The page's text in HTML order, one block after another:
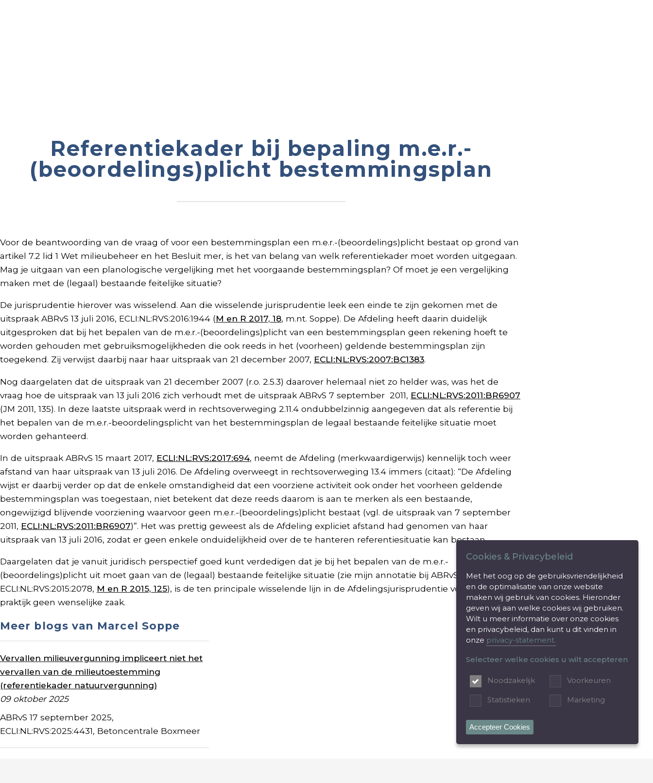
Referentiekader bij bepaling m.e.r.-
(beoordelings)plicht bestemmingsplan
Voor de beantwoording van de vraag of voor een bestemmingsplan een m.e.r.-(beoordelings)plicht bestaat op grond van
artikel 7.2 lid 1 Wet milieubeheer en het Besluit mer, is het van belang van welk referentiekader moet worden uitgegaan.
Mag je uitgaan van een planologische vergelijking met het voorgaande bestemmingsplan? Of moet je een vergelijking
maken met de (legaal) bestaande feitelijke situatie?
De jurisprudentie hierover was wisselend. Aan die wisselende jurisprudentie leek een einde te zijn gekomen met de
uitspraak ABRvS 13 juli 2016, ECLI:NL:RVS:2016:1944 (M en R 2017, 18, m.nt. Soppe). De Afdeling heeft daarin duidelijk
uitgesproken dat bij het bepalen van de m.e.r.-(beoordelings)plicht van een bestemmingsplan geen rekening hoeft te
worden gehouden met gebruiksmogelijkheden die ook reeds in het (voorheen) geldende bestemmingsplan zijn
toegekend. Zij verwijst daarbij naar haar uitspraak van 21 december 2007, ECLI:NL:RVS:2007:BC1383.
Nog daargelaten dat de uitspraak van 21 december 2007 (r.o. 2.5.3) daarover helemaal niet zo helder was, was het de
vraag hoe de uitspraak van 13 juli 2016 zich verhoudt met de uitspraak ABRvS 7 september 2011, ECLI:NL:RVS:2011:BR6907
(JM 2011, 135). In deze laatste uitspraak werd in rechtsoverweging 2.11.4 ondubbelzinnig aangegeven dat als referentie bij
het bepalen van de m.e.r.-beoordelingsplicht van het bestemmingsplan de legaal bestaande feitelijke situatie moet
worden gehanteerd.
In de uitspraak ABRvS 15 maart 2017, ECLI:NL:RVS:2017:694, neemt de Afdeling (merkwaardigerwijs) kennelijk toch weer
afstand van haar uitspraak van 13 juli 2016. De Afdeling overweegt in rechtsoverweging 13.4 immers (citaat): “De Afdeling
wijst er daarbij verder op dat de enkele omstandigheid dat een voorziene activiteit ook onder het voorheen geldende
bestemmingsplan was toegestaan, niet betekent dat deze reeds daarom is aan te merken als een bestaande,
ongewijzigd blijvende voorziening waarvoor geen m.e.r.-(beoordelings)plicht bestaat (vgl. de uitspraak van 7 september
2011, ECLI:NL:RVS:2011:BR6907)”. Het was prettig geweest als de Afdeling expliciet afstand had genomen van haar
uitspraak van 13 juli 2016, zodat er geen enkele onduidelijkheid over de te hanteren referentiesituatie kan bestaan.
Daargelaten dat je vanuit juridisch perspectief goed kunt verdedigen dat je bij het bepalen van de m.e.r.-
(beoordelings)plicht uit moet gaan van de (legaal) bestaande feitelijke situatie (zie mijn annotatie bij ABRvS 1 juli 2015,
ECLI:NL:RVS:2015:2078, M en R 2015, 125), is de ten principale wisselende lijn in de Afdelingsjurisprudentie voor de m.e.r.-
praktijk geen wenselijke zaak.
Meer blogs van Marcel Soppe
Vervallen milieuvergunning impliceert niet het
vervallen van de milieutoestemming
(referentiekader natuurvergunning)
09 oktober 2025
ABRvS 17 september 2025,
ECLI:NL:RVS:2025:4431, Betoncentrale Boxmeer
Cookies & Privacybeleid
Met het oog op de gebruiksvriendelijkheid
en de optimalisatie van onze website
maken wij gebruik van cookies. Hieronder
geven wij aan welke cookies wij gebruiken.
Wilt u meer informatie over onze cookies
en privacybeleid, dan kunt u dit vinden in
onze privacy-statement.
Selecteer welke cookies u wilt accepteren
Noodzakelijk Voorkeuren
Statistieken Marketing
Accepteer Cookies